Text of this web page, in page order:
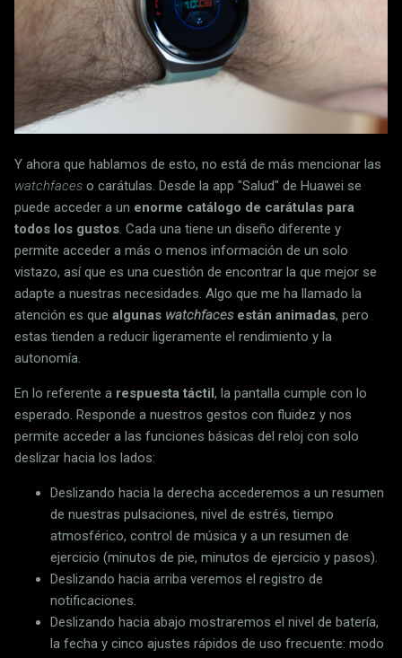
Y ahora que hablamos de esto, no está de más mencionar las
watchfaces o carátulas. Desde la app "Salud" de Huawei se
puede acceder a un enorme catálogo de carátulas para
todos los gustos. Cada una tiene un diseño diferente y
permite acceder a más o menos información de un solo
vistazo, así que es una cuestión de encontrar la que mejor se
adapte a nuestras necesidades. Algo que me ha llamado la
atención es que algunas watchfacesestán animadas, pero
estas tienden a reducir ligeramente el rendimiento y la
autonomía.
En lo referente a respuesta táctil, la pantalla cumple con lo
esperado. Responde a nuestros gestos con fluidez y nos
permite acceder a las funciones básicas del reloj con solo
deslizar hacia los lados:
Deslizando hacia la derecha accederemos a un resumen
de nuestras pulsaciones, nivel de estrés, tiempo
atmosférico, control de música y a un resumen de
ejercicio (minutos de pie, minutos de ejercicio y pasos).
Deslizando hacia arriba veremos el registro de
notificaciones.
Deslizando hacia abajo mostraremos el nivel de batería,
la fecha y cinco ajustes rápidos de uso frecuente: modo